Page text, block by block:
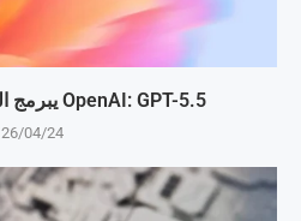
OpenAI: GPT-5.5 يبرمج المهام بذكاء متطور
26/04/24